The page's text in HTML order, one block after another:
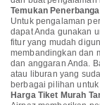
Temukan
Untuk pengalaman
dapat Anda gunakan
fitur yang mudah
membandingkan dan
dan anggaran Anda.
atau liburan yang
berbagai pilihan
Harga Tiket Murah